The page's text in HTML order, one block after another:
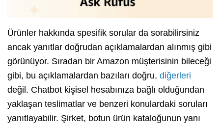
Ürünler hakkında spesifik sorular da sorabilirsiniz
ancak yanıtlar doğrudan açıklamalardan alınmış gibi
görünüyor. Sıradan bir Amazon müşterisinin bileceği
gibi, bu açıklamalardan bazıları doğru, diğerleri
değil. Chatbot kişisel hesabınıza bağlı olduğundan
yaklaşan teslimatlar ve benzeri konulardaki soruları
yanıtlayabilir. Şirket, botun ürün kataloğunun yanı